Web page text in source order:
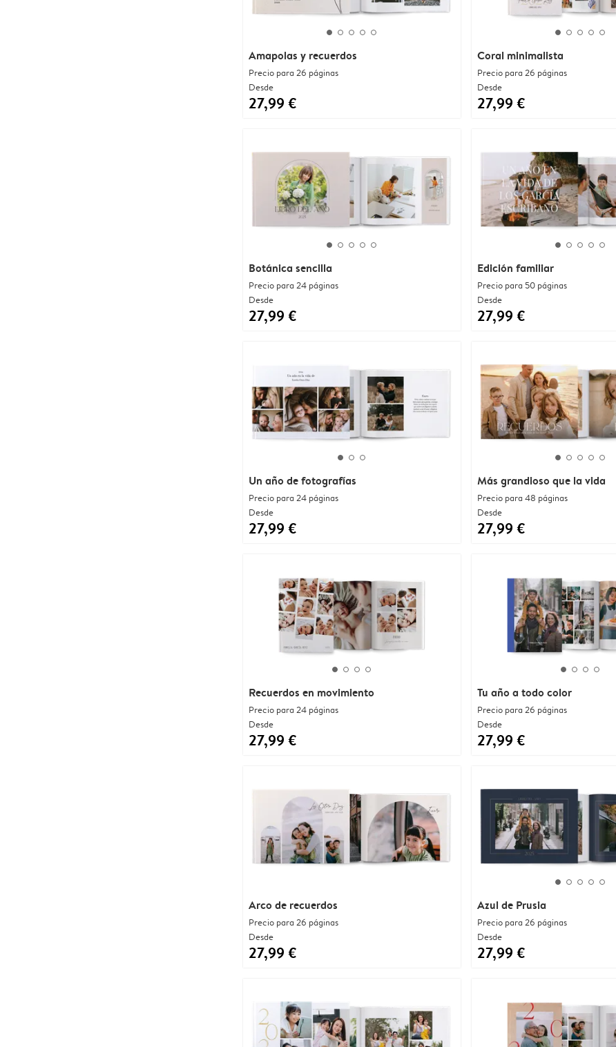
Amapolas y recuerdos
Precio para 26 páginas
Desde
27,99 €
Edición familiar
Precio para 50 páginas
Desde
27,99 €
Coral minimalista
Precio para 26 páginas
Desde
27,99 €
Recuerdos en movimiento
Precio para 24 páginas
Desde
27,99 €
Más grandioso que la vida
Precio para 48 páginas
Desde
27,99 €
Botánica sencilla
Precio para 24 páginas
Desde
27,99 €
Tu año a todo color
Precio para 26 páginas
Desde
27,99 €
Un año de fotografías
Precio para 24 páginas
Desde
27,99 €
Arco de recuerdos
Precio para 26 páginas
Desde
27,99 €
Azul de Prusia
Precio para 26 páginas
Desde
27,99 €